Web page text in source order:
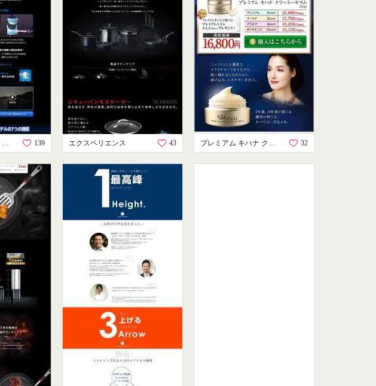
プラチナブラック・ホワイト 139 エクスペリエンス 43 プレミアム キハナ クリーミーセラム 32